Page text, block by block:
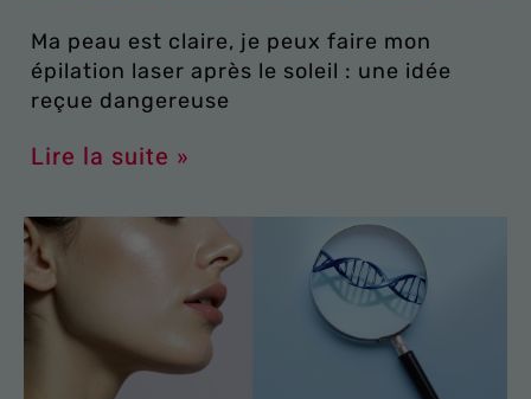
Ma peau est claire, je peux faire mon
épilation laser après le soleil : une idée
reçue dangereuse
Lire la suite »